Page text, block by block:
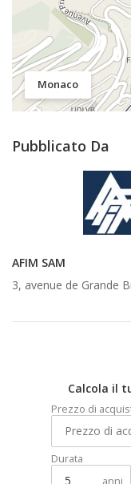
Monaco
Pubblicato Da
AFIM SAM
3, avenue de Grande
Calcola il
Prezzo di
Durata
anni